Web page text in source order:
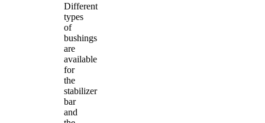
Different
types
of
bushings
are
available
for
the
stabilizer
bar
and